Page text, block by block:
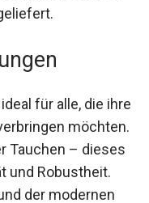
für alle, die
verbringen
oder
nötige
der robusten